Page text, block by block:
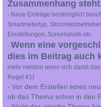
Zusammenhang
- Neue Einträge bestmöglich
Smartmetertyp,
Einstellungen, Screenshots etc.
- Wenn eine
dies im Beitrag auch
mehr melden wenn sich damit
Regel #1)
- Vor dem Erstellen eines
ob das Thema schon in den